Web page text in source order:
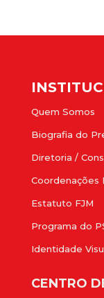
Quem Somos
Biografia do
Diretoria /
Coordenações
Estatuto FJM
Programa do
Identidade
CENTRO